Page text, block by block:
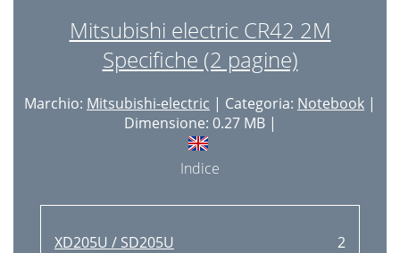
Mitsubishi electric CR42 2M
Specifiche (2 pagine)
Marchio: Mitsubishi-electric | Categoria: Notebook |
Dimensione: 0.27 MB |
Indice
XD205U / SD205U 2